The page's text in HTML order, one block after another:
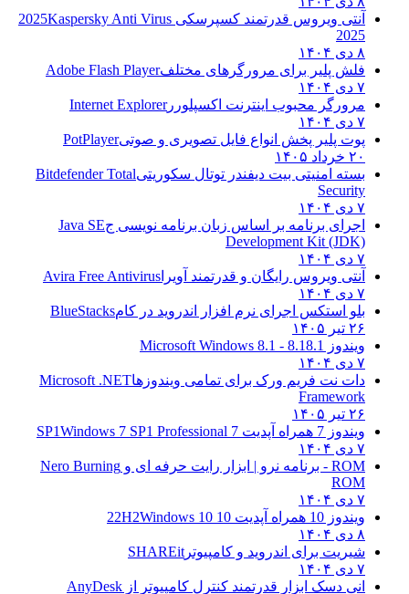
آنتی ویروس قدرتمند کسپرسکی 2025 Kaspersky Anti Virus
2025
۸ دی ۱۴۰۴
فلش پلیر برای مرورگرهای مختلفAdobe Flash Player
۷ دی ۱۴۰۴
مرورگر محبوب اینترنت اکسپلوررInternet Explorer
۷ دی ۱۴۰۴
پوت پلیر پخش انواع فایل تصویری و صوتیPotPlayer
۲۰ خرداد ۱۴۰۵
بسته امنیتی بیت دیفندر توتال سکوریتیBitdefender Total
Security
۷ دی ۱۴۰۴
اجرای برنامه بر اساس زبان برنامه نویسی جJava SE
Development Kit (JDK)
۷ دی ۱۴۰۴
آنتی ویروس رایگان و قدرتمند آویرا Avira Free Antivirus
۷ دی ۱۴۰۴
بلو استکس اجرای نرم افزار اندروید در کامBlueStacks
۲۶ تیر ۱۴۰۵
ویندوز 8.1
8.1 - Microsoft Windows 8.1
۷ دی ۱۴۰۴
دات نت فریم ورک برای تمامی ویندوزهاMicrosoft .NET
Framework
۲۶ تیر ۱۴۰۵
ویندوز 7 همراه آپدیت 7 SP1
Windows 7 SP1 Professional
۷ دی ۱۴۰۴
ROM - برنامه نرو | ابزار رایت حرفه ای و
Nero Burning
ROM
۷ دی ۱۴۰۴
ویندوز 10 همراه آپدیت 10 22H2
Windows 10
۸ دی ۱۴۰۴
شیریت برای اندروید و کامپیوتر SHAREit
۷ دی ۱۴۰۴
انی دسک ابزار قدرتمند کنترل کامپیوتر از AnyDesk